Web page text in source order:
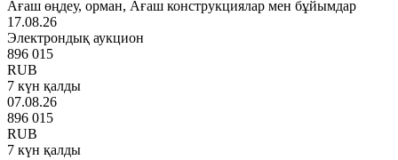
Ағаш өңдеу, орман, Ағаш конструкциялар мен бұйымдар
17.08.26
Электрондық аукцион
896 015
RUB
7 күн қалды
07.08.26
896 015
RUB
7 күн қалды